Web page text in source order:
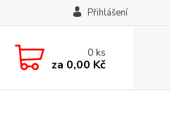
Přihlášení
0ks
za 0,00 Kč